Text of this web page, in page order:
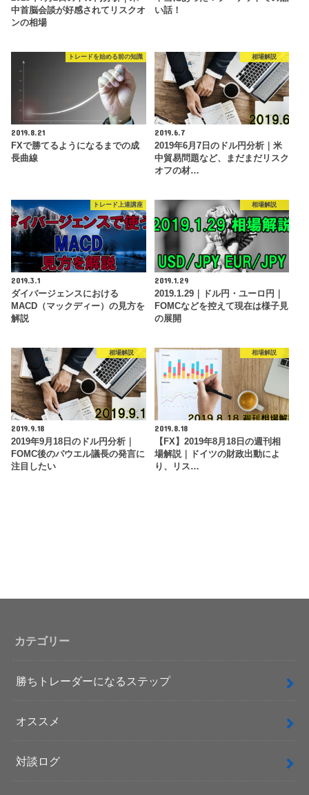
中首脳会談が好感されてリスクオ
ンの相場
い話！
トレードを始める前の知識
2019.8.21
FXで勝てるようになるまでの成
長曲線
相場解説
2019.6.7
2019年6月7日のドル円分析｜米
中貿易問題など、まだまだリスク
オフの材…
トレード上達講座
2019.3.1
ダイバージェンスにおける
MACD（マックディー）の見方を
解説
相場解説
2019.1.29
2019.1.29｜ドル円・ユーロ円｜
FOMCなどを控えて現在は様子見
の展開
相場解説
2019.9.18
2019年9月18日のドル円分析｜
FOMC後のパウエル議長の発言に
注目したい
相場解説
2019.8.18
【FX】2019年8月18日の週刊相
場解説｜ドイツの財政出動によ
り、リス…
カテゴリー
勝ちトレーダーになるステップ
オススメ
対談ログ